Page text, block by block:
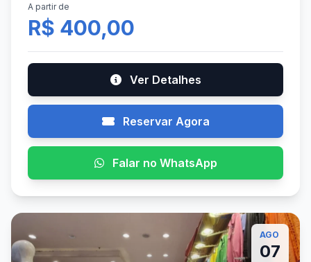
A partir de
R$ 400,00
Ver Detalhes
Reservar Agora
Falar no WhatsApp
AGO
07